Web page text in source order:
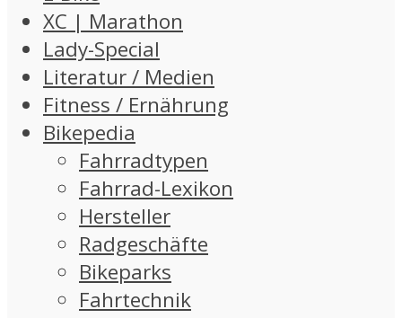
XC | Marathon
Lady-Special
Literatur / Medien
Fitness / Ernährung
Bikepedia
Fahrradtypen
Fahrrad-Lexikon
Hersteller
Radgeschäfte
Bikeparks
Fahrtechnik